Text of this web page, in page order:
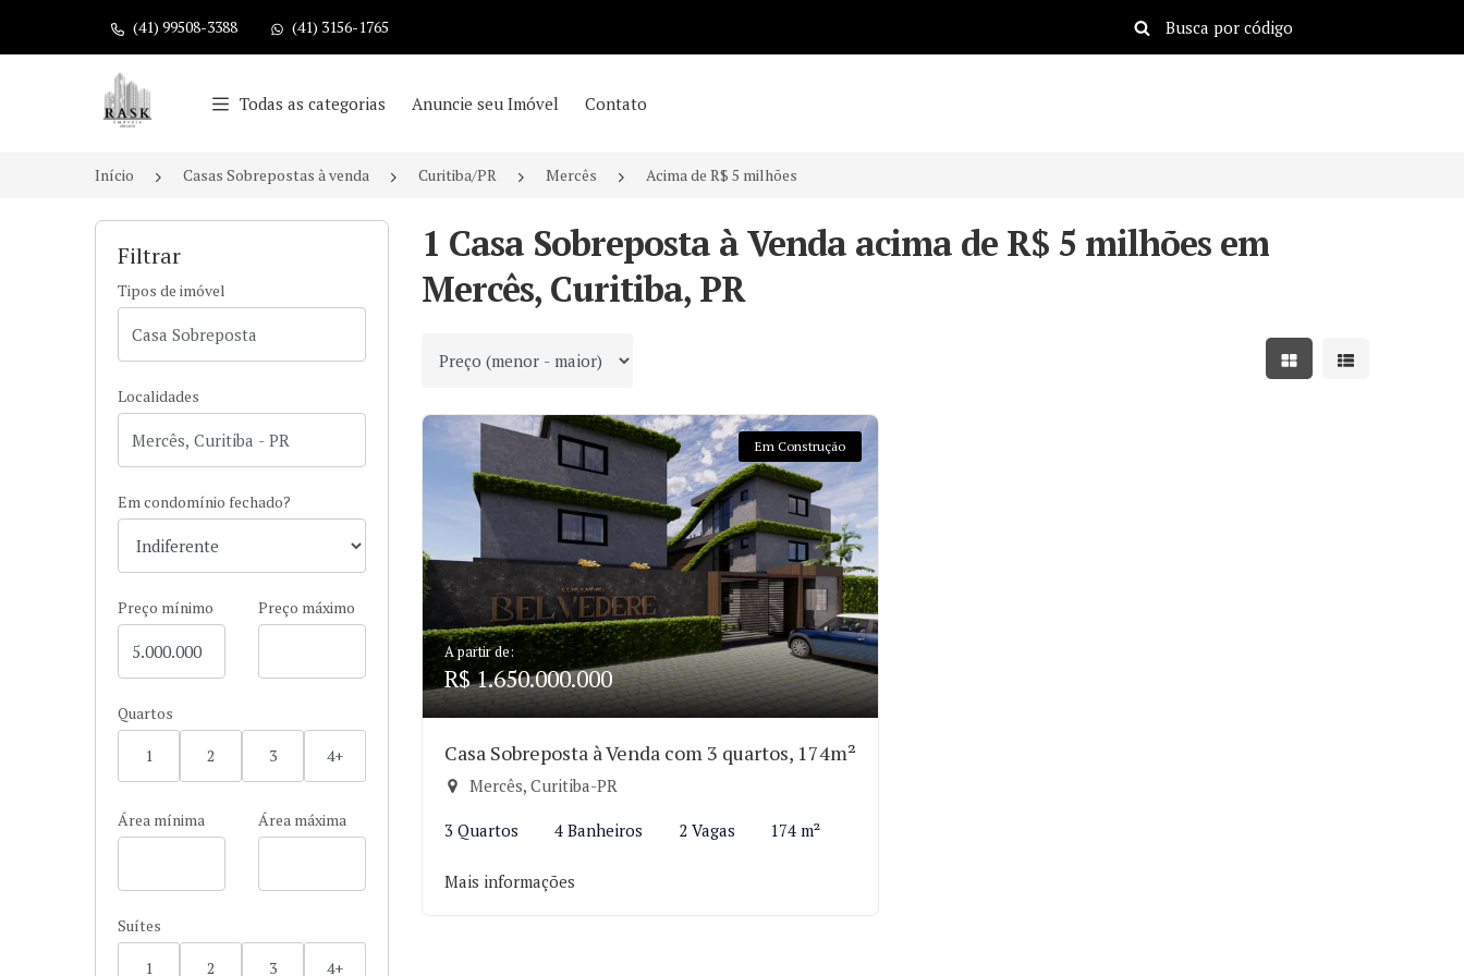
(41) 99508-3388 (41) 3156-1765
Página inicial
Todas as categorias Anuncie seu Imóvel Contato
Início Casas Sobrepostas à venda Curitiba/PR Mercês Acima de R$ 5 milhões
Filtrar
Tipos de imóvel
Localidades
Em condomínio fechado?
Preço mínimo Preço máximo
Quartos
1 2 3 4+
Área mínima Área máxima
Suítes
1 2 3 4+
1 Casa Sobreposta à Venda acima de R$ 5 milhões em
Mercês, Curitiba, PR
Ordenar por Mostrar resultados em
Mostrar
Em Construção
A partir de:
R$ 1.650.000.000
Casa Sobreposta à Venda com 3 quartos, 174m²
Mercês, Curitiba-PR
3 Quartos 4 Banheiros 2 Vagas 174 m²
Mais informações